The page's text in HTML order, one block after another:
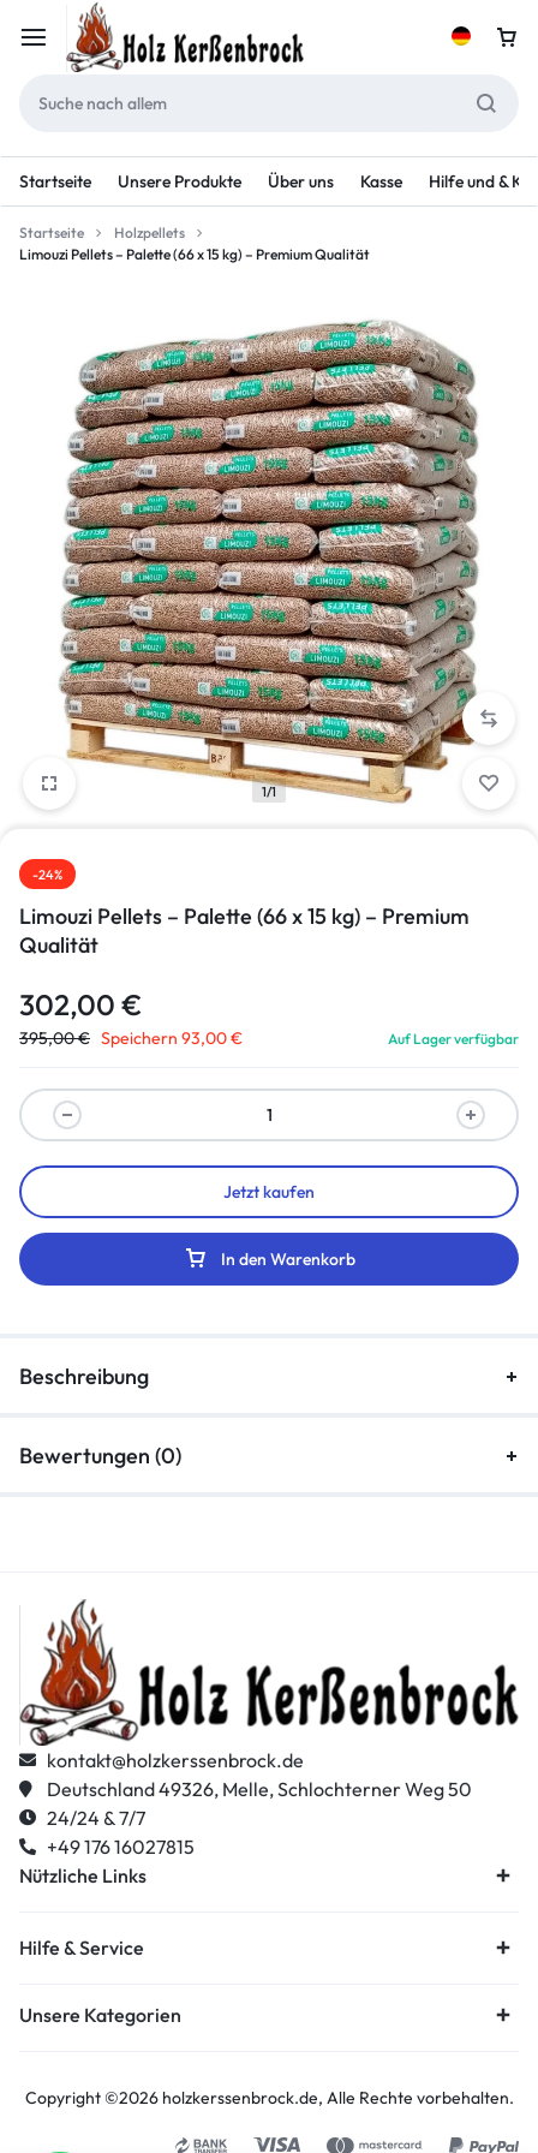
Startseite Unsere Produkte Über uns Kasse Hilfe und &
Startseite
Holzpellets
Limouzi Pellets – Palette (66 x 15 kg) – Premium Qualität
1/1
-24%
Limouzi Pellets – Palette (66 x 15 kg) – Premium
Qualität
302,00 €
395,00€ Speichern 93,00€ Auf Lager verfügbar
In den Warenkorb
Jetzt kaufen
Beschreibung
Bewertungen (0)
kontakt@holzkerssenbrock.de
Deutschland 49326, Melle, Schlochterner Weg 50
24/24 & 7/7
+49 176 16027815
Nützliche Links
Hilfe & Service
Unsere Kategorien
Copyright ©2026 holzkerssenbrock.de, Alle Rechte vorbehalten.